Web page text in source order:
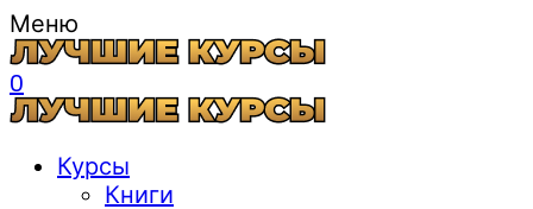
Меню
0
Курсы
Книги